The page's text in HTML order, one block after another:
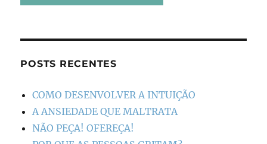
POSTS RECENTES
COMO DESENVOLVER A INTUIÇÃO
A ANSIEDADE QUE MALTRATA
NÃO PEÇA! OFEREÇA!